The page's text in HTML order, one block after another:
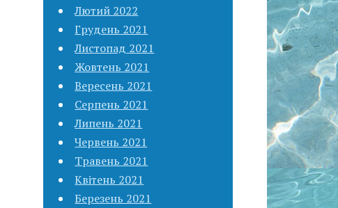
Лютий 2022
Грудень 2021
Листопад 2021
Жовтень 2021
Вересень 2021
Серпень 2021
Липень 2021
Червень 2021
Травень 2021
Квітень 2021
Березень 2021